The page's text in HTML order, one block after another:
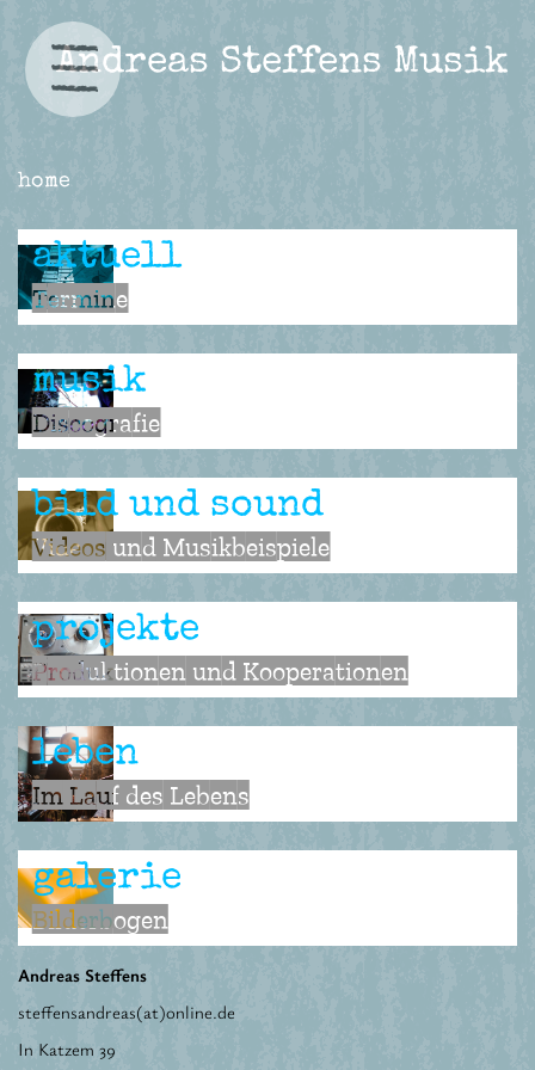
Andreas Steffens Musik
home
aktuell
Termine
musik
Discografie
bild und sound
Videos und Musikbeispiele
projekte
Produktionen und Kooperationen
leben
Im Lauf des Lebens
galerie
Bilderbogen
Andreas Steffens
steffensandreas(at)online.de
In Katzem 39